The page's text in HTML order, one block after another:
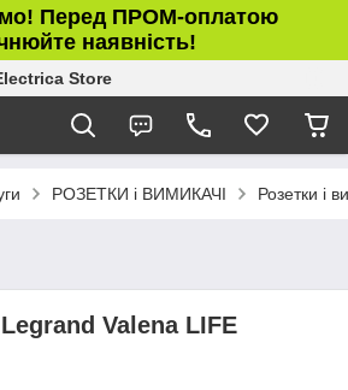
Перед ПРОМ-оплатою
наявність!
Store
РОЗЕТКИ і ВИМИКАЧІ Розетки і
Valena LIFE